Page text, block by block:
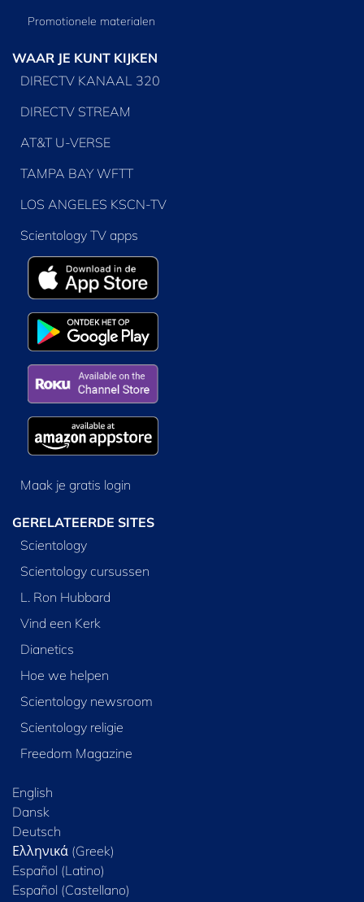
Promotionele materialen
WAAR JE KUNT KIJKEN
DIRECTV KANAAL 320
DIRECTV STREAM
AT&T U-VERSE
TAMPA BAY WFTT
LOS ANGELES KSCN-TV
Scientology TV apps
Maak je gratis login
GERELATEERDE SITES
Scientology
Scientology cursussen
L. Ron Hubbard
Vind een Kerk
Dianetics
Hoe we helpen
Scientology newsroom
Scientology religie
Freedom Magazine
English
Dansk
Deutsch
Ελληνικά (Greek)
Español (Latino)
Español (Castellano)